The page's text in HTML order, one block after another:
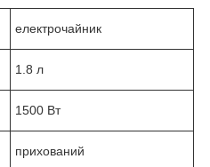
електрочайник
1.8 л
1500 Вт
прихований